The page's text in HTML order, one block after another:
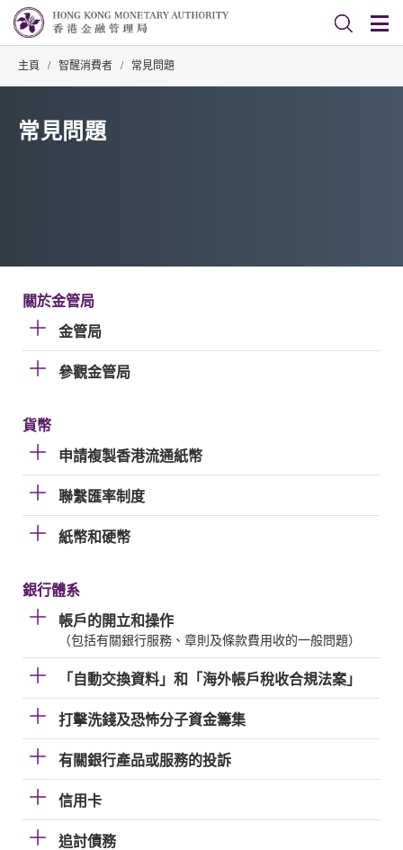
主頁 / 智醒消費者 / 常見問題
常見問題
關於金管局
金管局
參觀金管局
貨幣
申請複製香港流通紙幣
聯繫匯率制度
紙幣和硬幣
銀行體系
帳戶的開立和操作
（包括有關銀行服務、章則及條款費用收的一般問題）
「自動交換資料」和「海外帳戶稅收合規法案」
打擊洗錢及恐怖分子資金籌集
有關銀行產品或服務的投訴
信用卡
追討債務